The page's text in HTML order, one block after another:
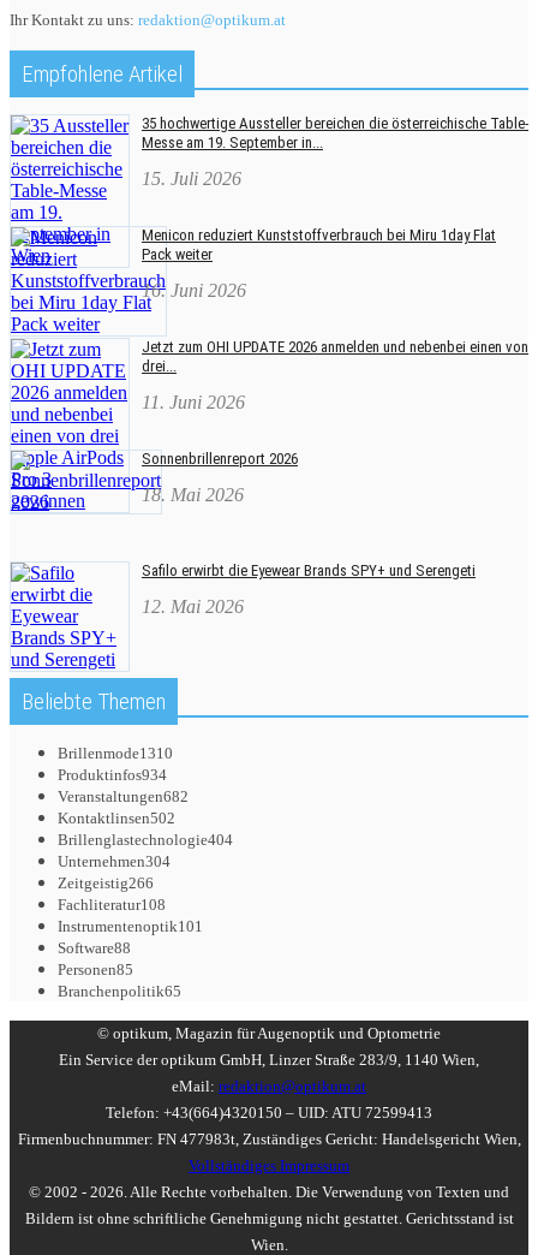
Ihr Kontakt zu uns: redaktion@optikum.at
Empfohlene Artikel
35 hochwertige Aussteller bereichen die österreichische Table-
Messe am 19. September in...
15. Juli 2026
Menicon reduziert Kunststoffverbrauch bei Miru 1day Flat
Pack weiter
16. Juni 2026
Jetzt zum OHI UPDATE 2026 anmelden und nebenbei einen von
drei...
11. Juni 2026
Sonnenbrillenreport 2026
18. Mai 2026
Safilo erwirbt die Eyewear Brands SPY+ und Serengeti
12. Mai 2026
Beliebte Themen
Brillenmode1310
Produktinfos934
Veranstaltungen682
Kontaktlinsen502
Brillenglastechnologie404
Unternehmen304
Zeitgeistig266
Fachliteratur108
Instrumentenoptik101
Software88
Personen85
Branchenpolitik65
© optikum, Magazin für Augenoptik und Optometrie
Ein Service der optikum GmbH, Linzer Straße 283/9, 1140 Wien,
eMail: redaktion@optikum.at
Telefon: +43(664)4320150 – UID: ATU 72599413
Firmenbuchnummer: FN 477983t, Zuständiges Gericht: Handelsgericht Wien,
Vollständiges Impressum
© 2002 - 2026. Alle Rechte vorbehalten. Die Verwendung von Texten und
Bildern ist ohne schriftliche Genehmigung nicht gestattet. Gerichtsstand ist
Wien.